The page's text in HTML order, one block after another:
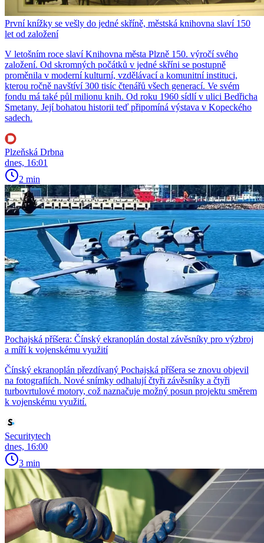
První knížky se vešly do jedné skříně, městská knihovna slaví 150
let od založení
V letošním roce slaví Knihovna města Plzně 150. výročí svého
založení. Od skromných počátků v jedné skříni se postupně
proměnila v moderní kulturní, vzdělávací a komunitní instituci,
kterou ročně navštíví 300 tisíc čtenářů všech generací. Ve svém
fondu má také půl milionu knih. Od roku 1960 sídlí v ulici Bedřicha
Smetany. Její bohatou historii teď připomíná výstava v Kopeckého
sadech.
Plzeňská Drbna
dnes, 16:01
2 min
Pochajská příšera: Čínský ekranoplán dostal závěsníky pro výzbroj
a míří k vojenskému využití
Čínský ekranoplán přezdívaný Pochajská příšera se znovu objevil
na fotografiích. Nové snímky odhalují čtyři závěsníky a čtyři
turbovrtulové motory, což naznačuje možný posun projektu směrem
k vojenskému využití.
Securitytech
dnes, 16:00
3 min